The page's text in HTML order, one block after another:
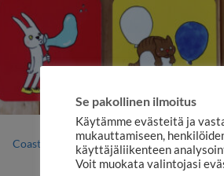
COASTERS
Coaster square Animal figures 4 pieces
22,20€
Se pakollinen ilmoitus
Käytämme evästeitä ja
mukauttamiseen,
käyttäjäliikenteen
Voit muokata valintojasi